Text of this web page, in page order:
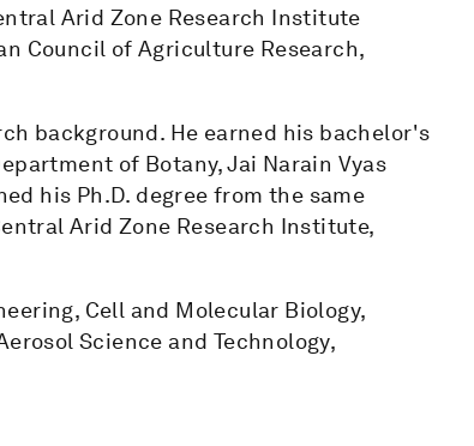
Arid Zone Research Institute
Council of Agriculture Research,
background. He earned his bachelor's
of Botany, Jai Narain Vyas
his Ph.D. degree from the same
Arid Zone Research Institute,
Cell and Molecular Biology,
Science and Technology,